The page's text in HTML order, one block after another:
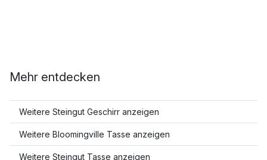
Mehr entdecken
Weitere Steingut Geschirr anzeigen
Weitere Bloomingville Tasse anzeigen
Weitere Steingut Tasse anzeigen